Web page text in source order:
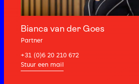
Bianca van der Goes
Partner
+31 (0)6 20 210 672